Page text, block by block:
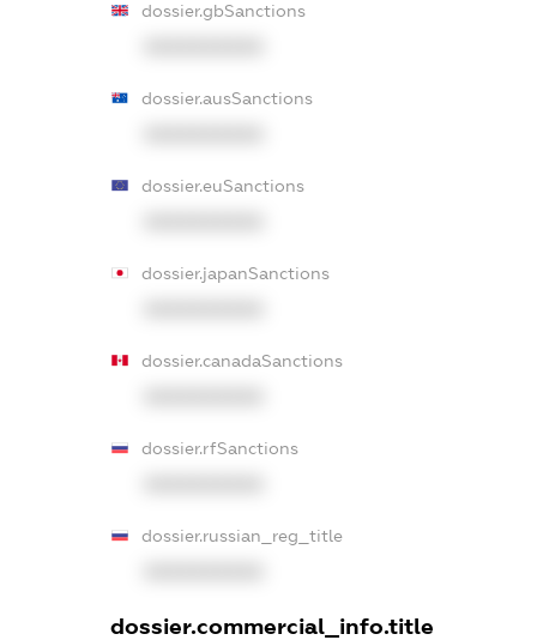
dossier.gbSanctions
dossier.ausSanctions
dossier.euSanctions
dossier.japanSanctions
dossier.canadaSanctions
dossier.rfSanctions
dossier.russian_reg_title
dossier.commercial_info.title